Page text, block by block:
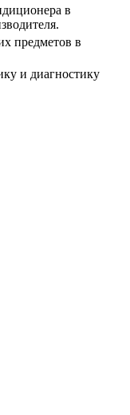
в
предметов в
и диагностику